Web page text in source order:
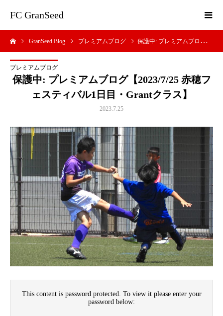
FC GranSeed
GranSeed Blog プレミアムブログ 保護中: プレミアムブログ【2023/7/25 赤穂フェスティバル1日目・Grantクラス】
プレミアムブログ
保護中: プレミアムブログ【2023/7/25 赤穂フ
ェスティバル1日目・Grantクラス】
2023.7.25
This content is password protected. To view it please enter your
password below: